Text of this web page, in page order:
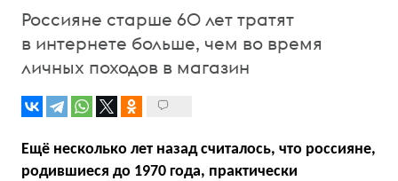
Россияне старше 60 лет тратят
в интернете больше, чем во время
личных походов в магазин
Ещё несколько лет назад считалось, что россияне,
родившиеся до 1970 года, практически